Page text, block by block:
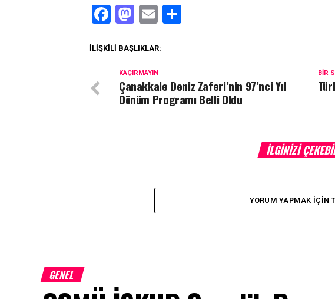
Facebook
Mastodon
Email
İLIŞKILI BAŞLIKLAR:
BIR
KAÇIRMAYIN
Çanakkale Deniz Zaferi’nin 97’nci Yıl
Dönüm Programı Belli Oldu
İLGINIZI
YORUM YAPMAK İÇIN
GENEL